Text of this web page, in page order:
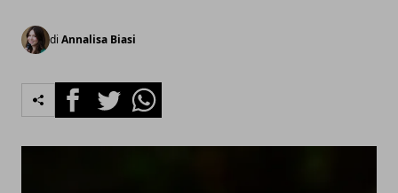
di Annalisa Biasi
FacebookTwitterWhatsapp